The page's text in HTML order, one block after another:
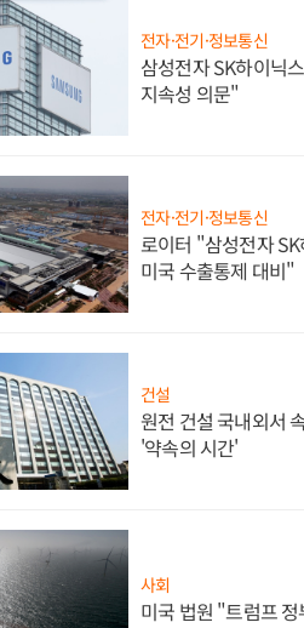
전자·전기·정보통신
삼성전자 SK하이닉
지속성 의문"
전자·전기·정보통신
로이터 "삼성전자
미국 수출통제 대비"
건설
원전 건설 국내외서
'약속의 시간'
사회
미국 법원 "트럼프